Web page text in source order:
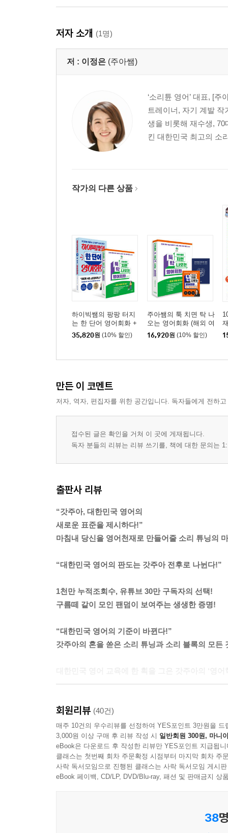
저자 소개 (1명)
저 : 이정은 (주아쌤)
‘소리튠 영어’ 대표, [
트레이너, 자기 계발 작
생을 비롯해 재수생,
킨 대한민국 최고의 소
작가의 다른 상품
하이빅쌤의 팡팡 터지
는 한 단어 영어회화 +
주아쌤의 툭 치면 탁 나
오는 영어회화세트
35,820원 (10% 할인)
주아쌤의 툭 치면 탁 나
오는 영어회화 (해외 여
행 에디션)
16,920원 (10% 할인)
만든 이 코멘트
저자, 역자, 편집자를 위한 공간입니다. 독자들에게 전하
접수된 글은 확인을 거쳐 이 곳에 게재됩니다.
독자 분들의 리뷰는 리뷰 쓰기를, 책에 대한 문의는
출판사 리뷰
“갓주아, 대한민국 영어의
새로운 표준을 제시하다!”
마침내 당신을 영어천재로 만들어줄 소리 튜닝의
“대한민국 영어의 판도는 갓주아 전후로 나뉜다!”
1천만 누적조회수, 유튜브 30만 구독자의 선택!
구름떼 같이 모인 팬덤이 보여주는 생생한 증명!
“대한민국 영어의 기준이 바뀐다!”
갓주아의 혼을 쏟은 소리 튜닝과 소리 블록의 모든
안내서이다. 저자는 베스트셀러인 책들과 함께
역할을 하고 있다. 그리고 저자가 15년 넘게 쌓
알려주고 싶다는, 그래서 영알못들의 영어와 인생
지금껏 영어와 영어 교육을 이렇게 깊게 연구한
됐던 이유를 속 시원하게 말해준다. 더불어 그 해
이 책에는 소리 튜닝과 소리 블록이라는 2가지
회원리뷰 (40건)
매주 10건의 우수리뷰를 선정하여 YES포인트 3만원을 드
3,000원 이상 구매 후 리뷰 작성 시 일반회원 300원, 마니
eBook은 다운로드 후 작성한 리뷰만 YES포인트 지급됩니
클래스는 첫번째 회차 주문확정 시점부터 마지막 회차 주
사락 독서모임으로 진행된 클래스는 사락 독서모임 게시
eBook 페이백, CD/LP, DVD/Blu-ray, 패션 및 판매금지 상
38